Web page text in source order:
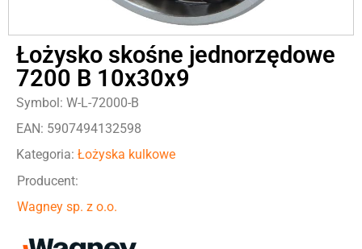
Łożysko skośne jednorzędowe
7200 B 10x30x9
Symbol: W-L-72000-B
EAN: 5907494132598
Kategoria: Łożyska kulkowe
Producent:
Wagney sp. z o.o.